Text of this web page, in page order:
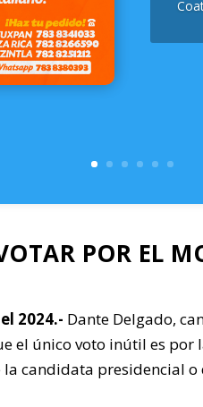
POR EL
2024.- Dante Delgado,
el único voto inútil es
la candidata presidencial